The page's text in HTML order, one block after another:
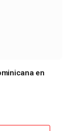
en